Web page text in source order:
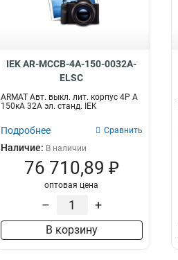
IEK AR-MCCB-4A-150-0032A-
ELSC
ARMAT Авт. выкл. лит. корпус 4P A
150кА 32А эл. станд. IEK
Подробнее Сравнить
Наличие: В наличии
76 710,89 ₽
оптовая цена
– +
В корзину